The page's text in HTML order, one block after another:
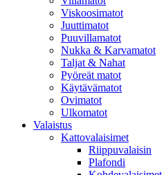
Viskoosimatot
Juuttimatot
Puuvillamatot
Nukka & Karvamatot
Taljat & Nahat
Pyöreät matot
Käytävämatot
Ovimatot
Ulkomatot
Valaistus
Kattovalaisimet
Riippuvalaisin
Plafondi